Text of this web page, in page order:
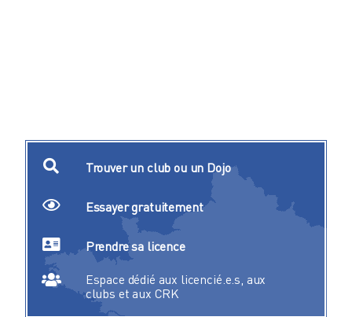
Trouver un club ou un Dojo
Essayer gratuitement
Prendre sa licence
Espace dédié aux licencié.e.s, aux
clubs et aux CRK